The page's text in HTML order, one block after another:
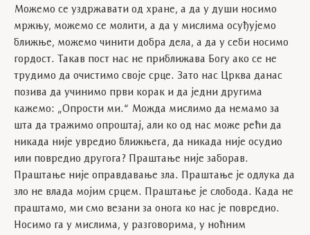
Можемо се уздржавати од хране, а да у души носимо
мржњу, можемо се молити, а да у мислима осуђујемо
ближње, можемо чинити добра дела, а да у себи носимо
гордост. Такав пост нас не приближава Богу ако се не
трудимо да очистимо своје срце. Зато нас Црква данас
позива да учинимо први корак и да једни другима
кажемо: „Опрости ми.“ Можда мислимо да немамо за
шта да тражимо опроштај, али ко од нас може рећи да
никада није увредио ближњега, да никада није осудио
или повредио другога? Праштање није заборав.
Праштање није оправдавање зла. Праштање је одлука да
зло не влада мојим срцем. Праштање је слобода. Када не
праштамо, ми смо везани за онога ко нас је повредио.
Носимо га у мислима, у разговорима, у ноћним